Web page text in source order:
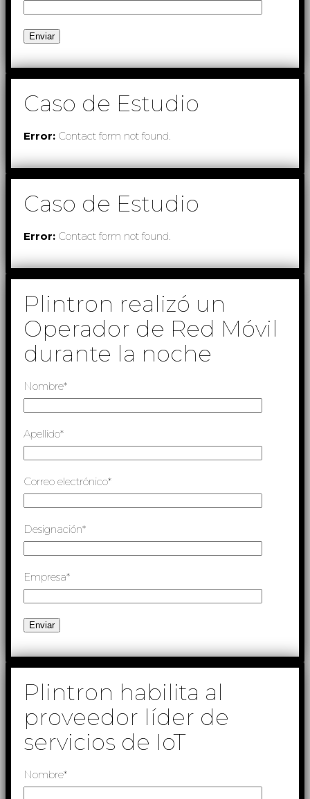
Caso de Estudio
Error: Contact form not found.
Caso de Estudio
Error: Contact form not found.
Plintron realizó un
Operador de Red Móvil
durante la noche
Nombre*
Apellido*
Correo electrónico*
Designación*
Empresa*
Plintron habilita al
proveedor líder de
servicios de IoT
Nombre*